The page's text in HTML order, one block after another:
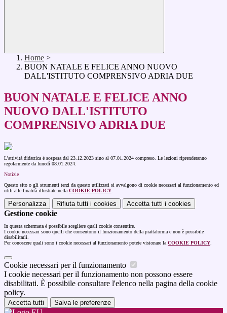
Home >
BUON NATALE E FELICE ANNO NUOVO
DALL'ISTITUTO COMPRENSIVO ADRIA DUE
BUON NATALE E FELICE ANNO
NUOVO DALL'ISTITUTO
COMPRENSIVO ADRIA DUE
L'attività didattica è sospesa dal 23.12.2023 sino al 07.01.2024 compreso. Le lezioni riprenderanno
regolarmente da lunedì 08.01.2024.
Notizie
Questo sito o gli strumenti terzi da questo utilizzati si avvalgono di cookie necessari al funzionamento ed
utili alle finalità illustrate nella COOKIE POLICY
Personalizza Rifiuta tutti i cookies Accetta tutti i cookies
Gestione cookie
In questa schermata è possibile scegliere quali cookie consentire.
I cookie necessari sono quelli che consentono il funzionamento della piattaforma e non è possibile
disabilitarli.
Per conoscere quali sono i cookie necessari al funzionamento potete visionare la COOKIE POLICY
Cookie necessari per il funzionamento
I cookie necessari per il funzionamento non possono essere
disabilitati. È possibile consultare l'elenco nella pagina della cookie
policy.
Accetta tutti Salva le preferenze